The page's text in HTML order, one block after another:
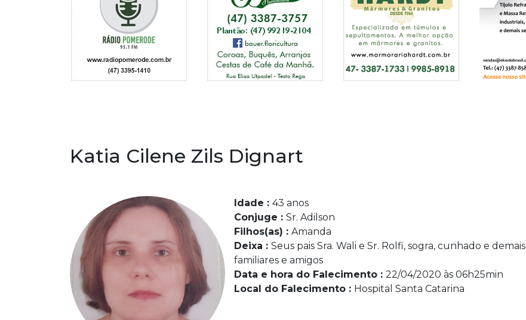
Katia Cilene Zils Dignart
Idade : 43 anos
Conjuge : Sr. Adilson
Filhos(as) : Amanda
Deixa : Seus pais Sra. Wali e Sr. Rolfi, sogra, cunhado e demais
familiares e amigos
Data e hora do Falecimento : 22/04/2020 às 06h25min
Local do Falecimento : Hospital Santa Catarina